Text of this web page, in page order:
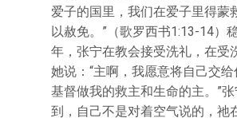
爱子的国里，我们在爱子里得蒙
以赦免。”（歌罗西书1:13-14）
年，张宁在教会接受洗礼，在受
她说：“主啊，我愿意将自己交
基督做我的救主和生命的主。”
到，自己不是对着空气说的，祂